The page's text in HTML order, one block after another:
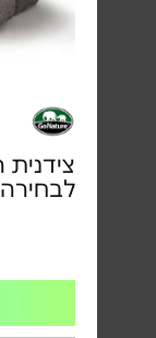
לבחירה GONATURE